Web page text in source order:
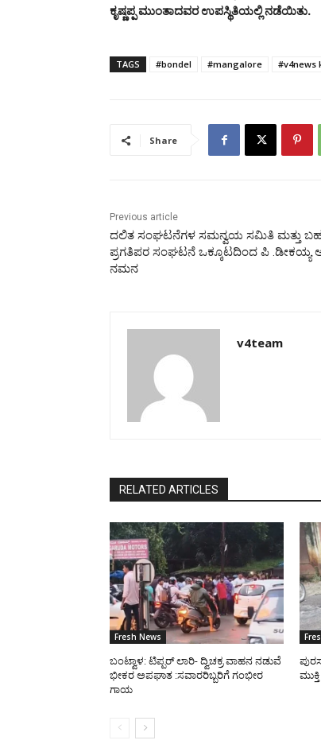
ಕೃಷ್ಣಪ್ಪ ಮುಂತಾದವರ ಉಪಸ್ಥಿತಿಯಲ್ಲಿ ನಡೆಯಿತು.
TAGS #bondel #mangalore #v4news
Share
Previous article
ದಲಿತ ಸಂಘಟನೆಗಳ ಸಮನ್ವಯ ಸಮಿತಿ ಮತ್ತು
ಪ್ರಗತಿಪರ ಸಂಘಟನೆ ಒಕ್ಕೂಟದಿಂದ ಪಿ .ಡೀಕಯ್ಯ
ನಮನ
v4team
RELATED ARTICLES
Fresh News
ಬಂಟ್ವಾಳ: ಟಿಪ್ಪರ್ ಲಾರಿ- ದ್ವಿಚಕ್ರ ವಾಹನ ನಡುವೆ
ಭೀಕರ ಅಪಘಾತ :ಸವಾರರಿಬ್ಬರಿಗೆ ಗಂಭೀರ
ಗಾಯ
ಮುಕ್ತಿ